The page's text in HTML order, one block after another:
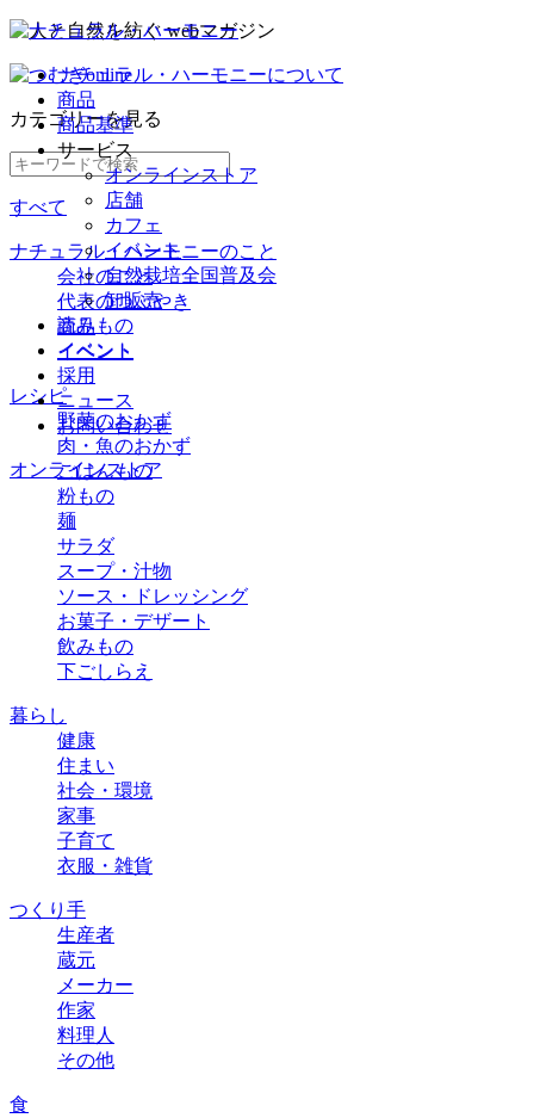
ナチュラル・ハーモニーについて
商品
商品基準
サービス
オンラインストア
店舗
カフェ
イベント
自然栽培全国普及会
卸販売
読みもの
イベント
採用
ニュース
お問い合わせ
オンラインストア
カテゴリーを見る
すべて
ナチュラル・ハーモニーのこと
会社のこと
代表のつぶやき
商品
イベント
レシピ
野菜のおかず
肉・魚のおかず
ごはんもの
粉もの
麺
サラダ
スープ・汁物
ソース・ドレッシング
お菓子・デザート
飲みもの
下ごしらえ
暮らし
健康
住まい
社会・環境
家事
子育て
衣服・雑貨
つくり手
生産者
蔵元
メーカー
作家
料理人
その他
食